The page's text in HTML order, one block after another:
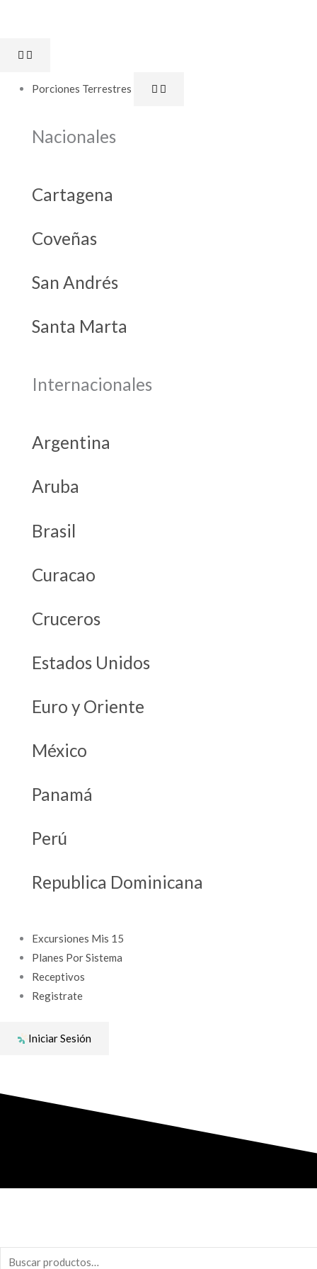
Porciones Terrestres
Nacionales
Cartagena
Coveñas
San Andrés
Santa Marta
Internacionales
Argentina
Aruba
Brasil
Curacao
Cruceros
Estados Unidos
Euro y Oriente
México
Panamá
Perú
Republica Dominicana
Excursiones Mis 15
Planes Por Sistema
Receptivos
Registrate
Iniciar Sesión
Buscar